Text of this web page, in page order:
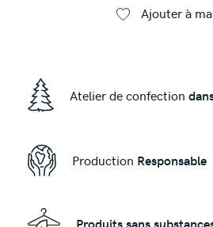
Ajouter à
Atelier de confection
Production Responsable
Produits sans